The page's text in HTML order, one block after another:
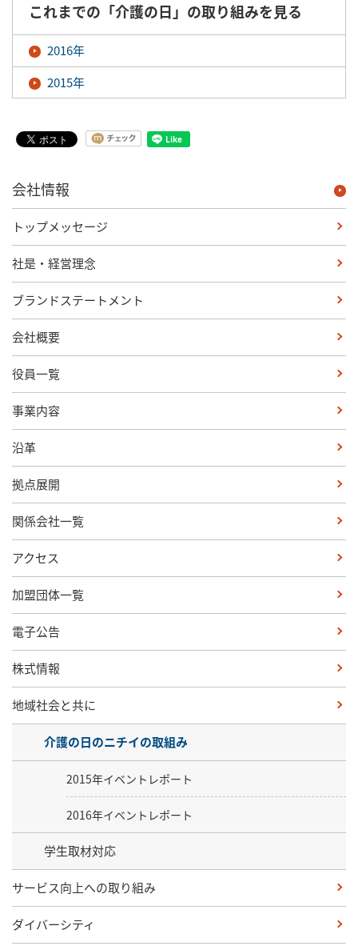
これまでの「介護の日」の取り組みを見る
2016年
2015年
会社情報
トップメッセージ
社是・経営理念
ブランドステートメント
会社概要
役員一覧
事業内容
沿革
拠点展開
関係会社一覧
アクセス
加盟団体一覧
電子公告
株式情報
地域社会と共に
介護の日のニチイの取組み
2015年イベントレポート
2016年イベントレポート
学生取材対応
サービス向上への取り組み
ダイバーシティ